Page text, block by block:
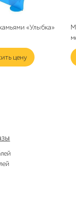
«Улыбка»
цену